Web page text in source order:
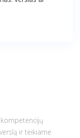
ir teikiame